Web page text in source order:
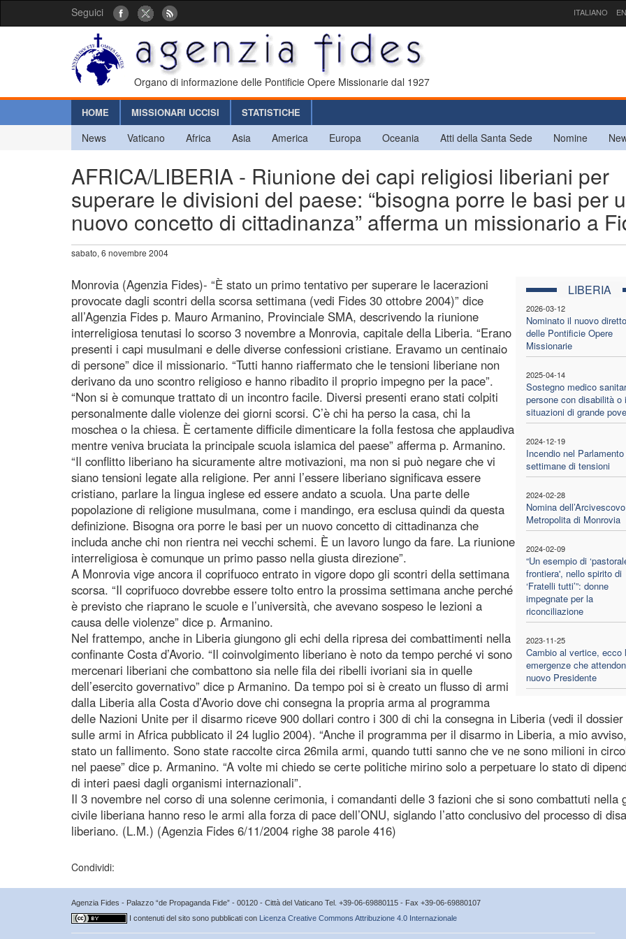
Seguici ITALIANO
Organo di informazione delle Pontificie Opere Missionarie dal 1927
HOME MISSIONARI UCCISI STATISTICHE
News Vaticano Africa Asia America Europa Oceania Atti della Santa Sede Nomine
AFRICA/LIBERIA - Riunione dei capi religiosi liberiani per
superare le divisioni del paese: “bisogna porre le basi per
nuovo concetto di cittadinanza” afferma un missionario a
sabato, 6 novembre 2004
LIBERIA
2026-03-12
Nominato il nuovo
delle Pontificie Opere
Missionarie
2025-04-14
Sostegno medico
persone con disabilità o
situazioni di grande
2024-12-19
Incendio nel
settimane di tensioni
2024-02-28
Nomina dell’Arcivescovo
Metropolita di Monrovia
2024-02-09
“Un esempio di
frontiera', nello spirito di
‘Fratelli tutti’”: donne
impegnate per la
riconciliazione
2023-11-25
Cambio al vertice, ecco
emergenze che
nuovo Presidente
Monrovia (Agenzia Fides)- “È stato un primo tentativo per superare le lacerazioni
provocate dagli scontri della scorsa settimana (vedi Fides 30 ottobre 2004)” dice
all’Agenzia Fides p. Mauro Armanino, Provinciale SMA, descrivendo la riunione
interreligiosa tenutasi lo scorso 3 novembre a Monrovia, capitale della Liberia. “Erano
presenti i capi musulmani e delle diverse confessioni cristiane. Eravamo un centinaio
di persone” dice il missionario. “Tutti hanno riaffermato che le tensioni liberiane non
derivano da uno scontro religioso e hanno ribadito il proprio impegno per la pace”.
“Non si è comunque trattato di un incontro facile. Diversi presenti erano stati colpiti
personalmente dalle violenze dei giorni scorsi. C’è chi ha perso la casa, chi la
moschea o la chiesa. È certamente difficile dimenticare la folla festosa che applaudiva
mentre veniva bruciata la principale scuola islamica del paese” afferma p. Armanino.
“Il conflitto liberiano ha sicuramente altre motivazioni, ma non si può negare che vi
siano tensioni legate alla religione. Per anni l’essere liberiano significava essere
cristiano, parlare la lingua inglese ed essere andato a scuola. Una parte delle
popolazione di religione musulmana, come i mandingo, era esclusa quindi da questa
definizione. Bisogna ora porre le basi per un nuovo concetto di cittadinanza che
includa anche chi non rientra nei vecchi schemi. È un lavoro lungo da fare. La riunione
interreligiosa è comunque un primo passo nella giusta direzione”.
A Monrovia vige ancora il coprifuoco entrato in vigore dopo gli scontri della settimana
scorsa. “Il coprifuoco dovrebbe essere tolto entro la prossima settimana anche perché
è previsto che riaprano le scuole e l’università, che avevano sospeso le lezioni a
causa delle violenze” dice p. Armanino.
Nel frattempo, anche in Liberia giungono gli echi della ripresa dei combattimenti nella
confinante Costa d’Avorio. “Il coinvolgimento liberiano è noto da tempo perché vi sono
mercenari liberiani che combattono sia nelle fila dei ribelli ivoriani sia in quelle
dell’esercito governativo” dice p Armanino. Da tempo poi si è creato un flusso di armi
dalla Liberia alla Costa d’Avorio dove chi consegna la propria arma al programma
delle Nazioni Unite per il disarmo riceve 900 dollari contro i 300 di chi la consegna in Liberia (vedi il
sulle armi in Africa pubblicato il 24 luglio 2004). “Anche il programma per il disarmo in Liberia, a mio
stato un fallimento. Sono state raccolte circa 26mila armi, quando tutti sanno che ve ne sono milioni in
nel paese” dice p. Armanino. “A volte mi chiedo se certe politiche mirino solo a perpetuare lo stato di
di interi paesi dagli organismi internazionali”.
Il 3 novembre nel corso di una solenne cerimonia, i comandanti delle 3 fazioni che si sono combattuti nella
civile liberiana hanno reso le armi alla forza di pace dell’ONU, siglando l’atto conclusivo del processo di
liberiano. (L.M.) (Agenzia Fides 6/11/2004 righe 38 parole 416)
Condividi:
Agenzia Fides - Palazzo “de Propaganda Fide” - 00120 - Città del Vaticano Tel. +39-06-69880115 - Fax +39-06-69880107
I contenuti del sito sono pubblicati con Licenza Creative Commons Attribuzione 4.0 Internazionale